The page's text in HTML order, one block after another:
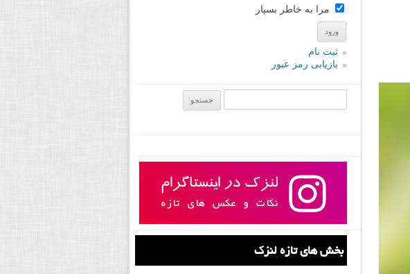
مرا به خاطر بسپار
ثبت نام
بازیابی رمز عبور
بخش های تازه لنزک